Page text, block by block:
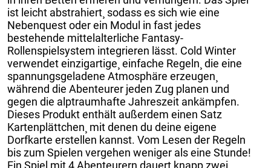
ist leicht abstrahiert¸ sodass es sich wie eine
Nebenquest oder ein Modul in fast jedes
bestehende mittelalterliche Fantasy-
Rollenspielsystem integrieren lässt. Cold Winter
verwendet einzigartige¸ einfache Regeln¸ die eine
spannungsgeladene Atmosphäre erzeugen¸
während die Abenteurer jeden Zug planen und
gegen die alptraumhafte Jahreszeit ankämpfen.
Dieses Produkt enthält außerdem einen Satz
Kartenplättchen¸ mit denen du deine eigene
Dorfkarte erstellen kannst. Vom Lesen der Regeln
bis zum Spielen vergehen weniger als eine Stunde!
Ein Spiel mit 4 Abenteurern dauert knapp zwei